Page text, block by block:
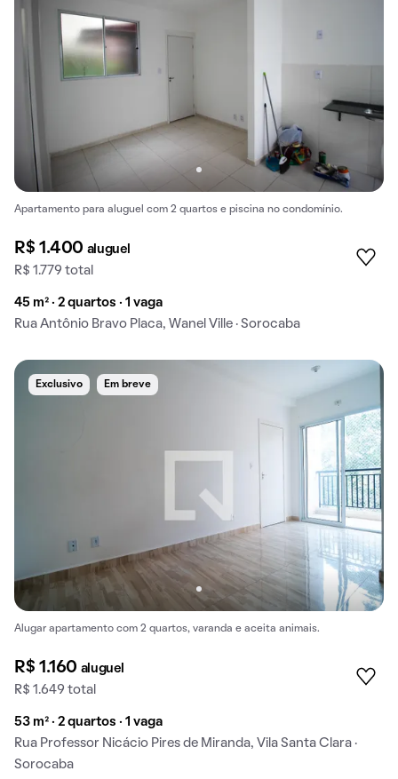
Apartamento para aluguel com 2 quartos e piscina no condomínio.
R$ 1.400 aluguel
R$ 1.779 total
45 m² · 2 quartos · 1 vaga
Rua Antônio Bravo Placa, Wanel Ville · Sorocaba
Exclusivo Em breve
Alugar apartamento com 2 quartos, varanda e aceita animais.
R$ 1.160 aluguel
R$ 1.649 total
53 m² · 2 quartos · 1 vaga
Rua Professor Nicácio Pires de Miranda, Vila Santa Clara ·
Sorocaba